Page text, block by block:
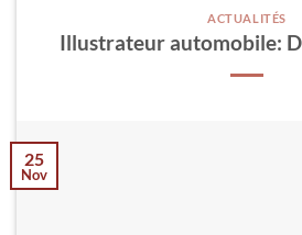
ACTUALITÉS
Illustrateur automobile:
25
Nov